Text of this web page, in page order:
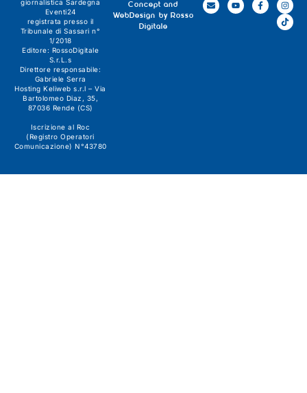
Concept and
WebDesign by Rosso
Digitale
giornalistica Sardegna
Eventi24
registrata presso il
Tribunale di Sassari n°
1/2018
Editore: RossoDigitale
S.r.L.s
Direttore responsabile:
Gabriele Serra
Hosting Keliweb s.r.l – Via
Bartolomeo Diaz, 35,
87036 Rende (CS)
Iscrizione al Roc
(Registro Operatori
Comunicazione) N°43780